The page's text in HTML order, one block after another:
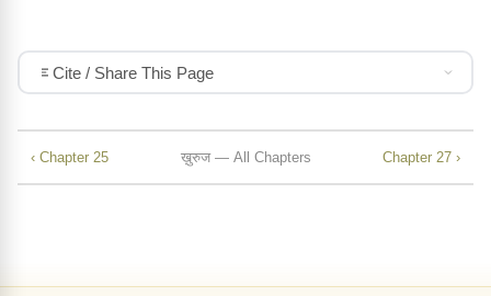
Cite / Share This Page
‹ Chapter 25 ख़ुरुज — All Chapters Chapter 27 ›